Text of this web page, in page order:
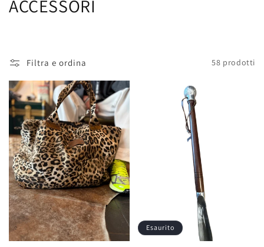
C
e
z
i
o
n
e
:
ACCESSORI
Filtra e ordina 58 prodotti
Esaurito